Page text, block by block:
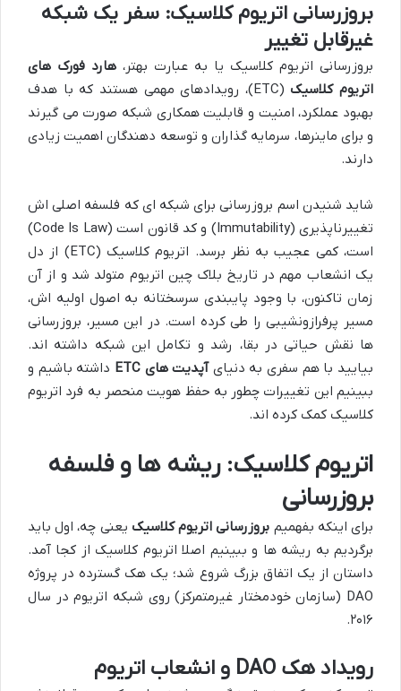
بروزرسانی اتریوم کلاسیک: سفر یک شبکه
غیرقابل تغییر
بروزرسانی اتریوم کلاسیک یا به عبارت بهتر، هارد فورک های
اتریوم کلاسیک
(ETC)، رویدادهای مهمی هستند که با هدف
بهبود عملکرد، امنیت و قابلیت همکاری شبکه صورت می گیرند
و برای ماینرها، سرمایه گذاران و توسعه دهندگان اهمیت زیادی
دارند.
شاید شنیدن اسم بروزرسانی برای شبکه ای که فلسفه اصلی اش
تغییرناپذیری (Immutability) و کد قانون است (Code Is Law)
است، کمی عجیب به نظر برسد. اتریوم کلاسیک (ETC) از دل
یک انشعاب مهم در تاریخ بلاک چین اتریوم متولد شد و از آن
زمان تاکنون، با وجود پایبندی سرسختانه به اصول اولیه اش،
مسیر پرفرازونشیبی را طی کرده است. در این مسیر، بروزرسانی
ها نقش حیاتی در بقا، رشد و تکامل این شبکه داشته اند.
بیایید با هم سفری به دنیایآپدیت های ETC
داشته باشیم و
ببینیم این تغییرات چطور به حفظ هویت منحصر به فرد اتریوم
کلاسیک کمک کرده اند.
اتریوم کلاسیک: ریشه ها و فلسفه
بروزرسانی
برای اینکه بفهمیم بروزرسانی اتریوم کلاسیک یعنی چه، اول باید
برگردیم به ریشه ها و ببینیم اصلا اتریوم کلاسیک از کجا آمد.
داستان از یک اتفاق بزرگ شروع شد؛ یک هک گسترده در پروژه
DAO (سازمان خودمختار غیرمتمرکز) روی شبکه اتریوم در سال
۲۰۱۶.
رویداد هک DAO و انشعاب اتریوم